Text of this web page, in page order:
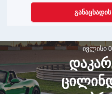
ივლისი